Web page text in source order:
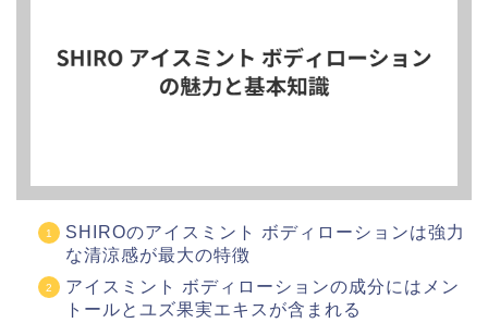
SHIROのアイスミント ボディローションは強力
な清涼感が最大の特徴
アイスミント ボディローションの成分にはメン
トールとユズ果実エキスが含まれる